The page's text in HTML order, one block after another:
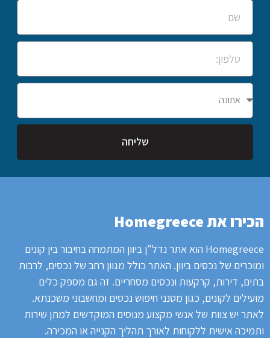
שליחה
הכירו את Homegreece
Homegreece הוא אתר נדל"ן ביוון המתמחה בחיבור בין קונים
ומוכרים של נכסים ביוון. האתר כולל מגוון רחב של נכסים, לרבות
בתים, דירות, קרקעות ונכסים מסחריים. זה גם מספק כלים
מועילים לקונים, כגון מסנני חיפוש נכסים ומחשבוני משכנתא.
לאתר יש צוות של אנשי מקצוע מנוסים המוקדשים למתן שירות
ותמיכה אישית ללקוחות לאורך תהליך הקנייה או המכירה.